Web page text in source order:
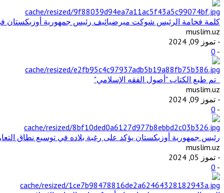
كلمة فخامة الرئيس شوكت ميرضيائيف رئيس جمهورية أوزبكستان في
muslim.uz
- تموز 09, 2024
-
0
تم طبع الكتاب "أصول الفقه الإسلامي"
muslim.uz
- تموز 09, 2024
-
0
رئيس جمهورية أوزبكستان يؤكد على رغبة بلاده في توسيع نطاق
muslim.uz
- تموز 05, 2024
-
0